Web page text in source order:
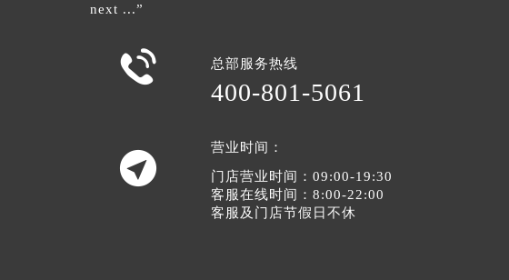
next ...”
 总部服务热线
400-801-5061

营业时间：
门店营业时间：09:00-19:30
客服在线时间：8:00-22:00
客服及门店节假日不休